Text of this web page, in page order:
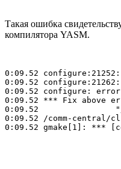
Такая ошибка
компилятора YASM.
0:09.52
0:09.52
0:09.52 configure:
0:09.52 *** Fix above
0:09.52
0:09.52 /comm-central/
0:09.52 gmake[1]: ***